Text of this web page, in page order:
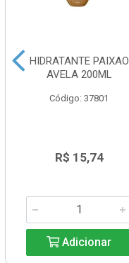
HIDRATANTE PAIXAO
AVELA 200ML
Código: 37801
R$ 15,74
Adicionar